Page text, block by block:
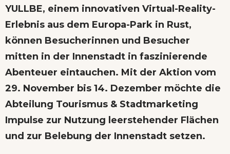
YULLBE, einem innovativen Virtual-Reality-
Erlebnis aus dem Europa-Park in Rust,
können Besucherinnen und Besucher
mitten in der Innenstadt in faszinierende
Abenteuer eintauchen. Mit der Aktion vom
29. November bis 14. Dezember möchte die
Abteilung Tourismus & Stadtmarketing
Impulse zur Nutzung leerstehender Flächen
und zur Belebung der Innenstadt setzen.